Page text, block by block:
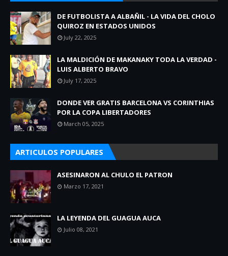
DE FUTBOLISTA A ALBAÑIL - LA VIDA DEL CHOLO
QUIROZ EN ESTADOS UNIDOS
July 22, 2025
LA MALDICIÓN DE MAKANAKY TODA LA VERDAD -
LUIS ALBERTO BRAVO
July 17, 2025
DONDE VER GRATIS BARCELONA VS CORINTHIAS
POR LA COPA LIBERTADORES
March 05, 2025
ARTICULOS POPULARES
ASESINARON AL CHULO EL PATRON
Marzo 17, 2021
LA LEYENDA DEL GUAGUA AUCA
Julio 08, 2021